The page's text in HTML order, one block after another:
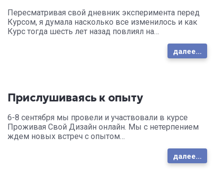
Пересматривая свой дневник эксперимента перед
Курсом, я думала насколько все изменилось и как
Курс тогда шесть лет назад повлиял на…
далее...
Прислушиваясь к опыту
6-8 сентября мы провели и участвовали в курсе
Проживая Свой Дизайн онлайн. Мы с нетерпением
ждем новых встреч с опытом…
далее...